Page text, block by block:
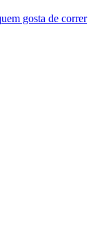
gosta de correr